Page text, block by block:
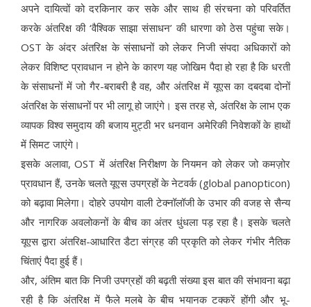
अपने दायित्वों को दरकिनार कर सके और साथ ही संरचना को परिवर्तित
करके अंतरिक्ष की ‘वैश्विक साझा संसाधन’ की धारणा को ठेस पहुंचा सके।
OST के अंदर अंतरिक्ष के संसाधनों को लेकर निजी संपदा अधिकारों को
लेकर विशिष्ट प्रावधान न होने के कारण यह जोखिम पैदा हो रहा है कि धरती
के संसाधनों में जो गैर-बराबरी है वह, और अंतरिक्ष में यूएस का दबदबा दोनों
अंतरिक्ष के संसाधनों पर भी लागू हो जाएंगे। इस तरह से, अंतरिक्ष के लाभ एक
व्यापक विश्व समुदाय की बजाय मुट्ठी भर धनवान अमेरिकी निवेशकों के हाथों
में सिमट जाएंगे।
इसके अलावा, OST में अंतरिक्ष निरीक्षण के नियमन को लेकर जो कमज़ोर
प्रावधान हैं, उनके चलते यूएस उपग्रहों के नेटवर्क (global panopticon)
को बढ़ावा मिलेगा। दोहरे उपयोग वाली टेक्नॉलॉजी के उभार की वजह से सैन्य
और नागरिक अवलोकनों के बीच का अंतर धुंधला पड़ रहा है। इसके चलते
यूएस द्वारा अंतरिक्ष-आधारित डैटा संग्रह की प्रकृति को लेकर गंभीर नैतिक
चिंताएं पैदा हुई हैं।
और, अंतिम बात कि निजी उपग्रहों की बढ़ती संख्या इस बात की संभावना बढ़ा
रही है कि अंतरिक्ष में फैले मलबे के बीच भयानक टक्करें होंगी और भू-